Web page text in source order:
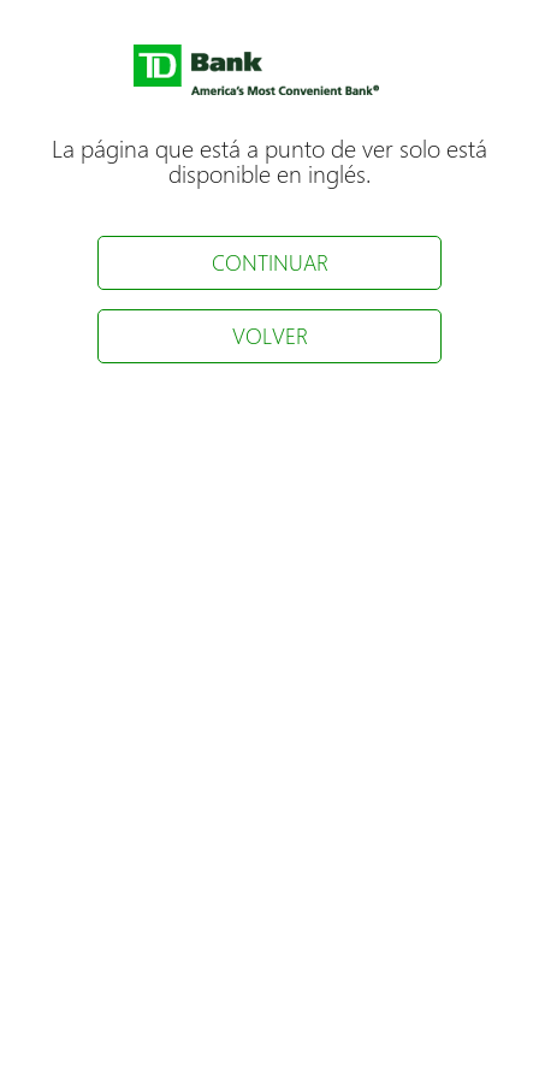
La página que está a punto de ver solo está
disponible en inglés.
CONTINUAR
VOLVER